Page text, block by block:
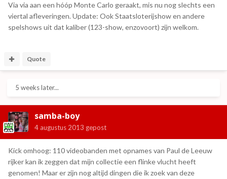
Via via aan een hóóp Monte Carlo geraakt, mis nu nog slechts een
viertal afleveringen. Update: Ook Staatsloterijshow en andere
spelshows uit dat kaliber (123-show, enzovoort) zijn welkom.
Quote
5 weeks later...
samba-boy
4 augustus 2013 gepost
Kick omhoog: 110 videobanden met opnames van Paul de Leeuw
rijker kan ik zeggen dat mijn collectie een flinke vlucht heeft
genomen! Maar er zijn nog altijd dingen die ik zoek van deze